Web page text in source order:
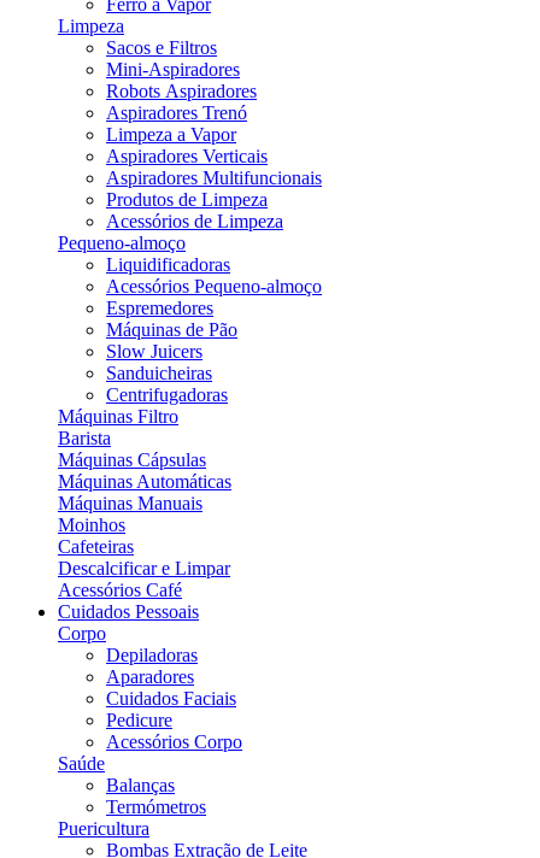
Ferro a Vapor
Limpeza
Sacos e Filtros
Mini-Aspiradores
Robots Aspiradores
Aspiradores Trenó
Limpeza a Vapor
Aspiradores Verticais
Aspiradores Multifuncionais
Produtos de Limpeza
Acessórios de Limpeza
Pequeno-almoço
Liquidificadoras
Acessórios Pequeno-almoço
Espremedores
Máquinas de Pão
Slow Juicers
Sanduicheiras
Centrifugadoras
Máquinas Filtro
Barista
Máquinas Cápsulas
Máquinas Automáticas
Máquinas Manuais
Moinhos
Cafeteiras
Descalcificar e Limpar
Acessórios Café
Cuidados Pessoais
Corpo
Depiladoras
Aparadores
Cuidados Faciais
Pedicure
Acessórios Corpo
Saúde
Balanças
Termómetros
Puericultura
Bombas Extração de Leite